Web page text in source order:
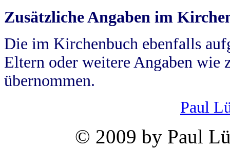
Zusätzliche Angaben im
Die im Kirchenbuch ebenfalls
Eltern oder weitere Angaben wie
übernommen.
Paul
© 2009 by Paul